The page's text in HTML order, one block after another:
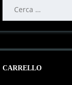
per:
CARRELLO